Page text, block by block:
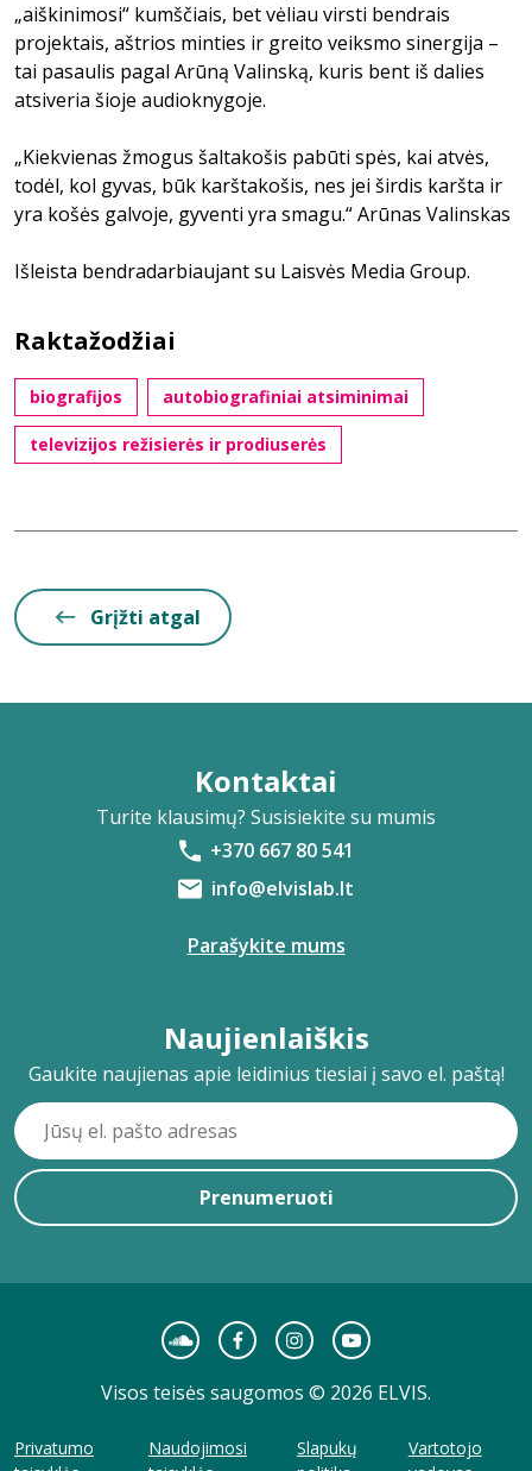
„aiškinimosi“ kumščiais, bet vėliau virsti bendrais
projektais, aštrios minties ir greito veiksmo sinergija –
tai pasaulis pagal Arūną Valinską, kuris bent iš dalies
atsiveria šioje audioknygoje.
„Kiekvienas žmogus šaltakošis pabūti spės, kai atvės,
todėl, kol gyvas, būk karštakošis, nes jei širdis karšta ir
yra košės galvoje, gyventi yra smagu.“ Arūnas Valinskas
Išleista bendradarbiaujant su Laisvės Media Group.
Raktažodžiai
biografijos autobiografiniai atsiminimai
televizijos režisierės ir prodiuserės
Grįžti atgal
Kontaktai
Turite klausimų? Susisiekite su mumis
+370 667 80 541
info@elvislab.lt
Parašykite mums
Naujienlaiškis
Gaukite naujienas apie leidinius tiesiai į savo el. paštą!
Prenumeruoti
Visos teisės saugomos © 2026 ELVIS.
Privatumo
Naudojimosi
Slapukų
Vartotojo